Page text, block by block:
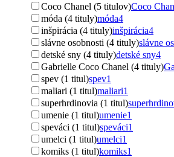
Coco Chanel (5 titulov)Coco
móda (4 tituly)móda4
inšpirácia (4 tituly)inšpirácia4
slávne osobnosti (4 tituly)slávne
detské sny (4 tituly)detské sny4
Gabrielle Coco Chanel (4 tituly)
spev (1 titul)spev1
maliari (1 titul)maliari1
superhrdinovia (1 titul)
umenie (1 titul)umenie1
speváci (1 titul)speváci1
umelci (1 titul)umelci1
komiks (1 titul)komiks1